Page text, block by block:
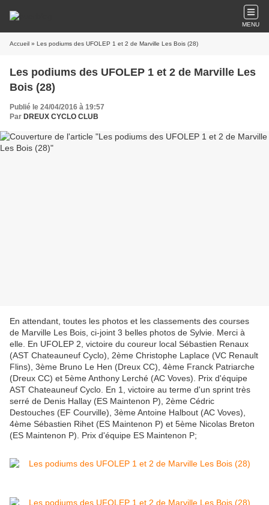
MENU
Accueil » Les podiums des UFOLEP 1 et 2 de Marville Les Bois (28)
Les podiums des UFOLEP 1 et 2 de Marville Les
Bois (28)
Publié le 24/04/2016 à 19:57
Par DREUX CYCLO CLUB
En attendant, toutes les photos et les classements des courses
de Marville Les Bois, ci-joint 3 belles photos de Sylvie. Merci à
elle. En UFOLEP 2, victoire du coureur local Sébastien Renaux
(AST Chateauneuf Cyclo), 2ème Christophe Laplace (VC Renault
Flins), 3ème Bruno Le Hen (Dreux CC), 4ème Franck Patriarche
(Dreux CC) et 5ème Anthony Lerché (AC Voves). Prix d'équipe
AST Chateauneuf Cyclo. En 1, victoire au terme d'un sprint très
serré de Denis Hallay (ES Maintenon P), 2ème Cédric
Destouches (EF Courville), 3ème Antoine Halbout (AC Voves),
4ème Sébastien Rihet (ES Maintenon P) et 5ème Nicolas Breton
(ES Maintenon P). Prix d'équipe ES Maintenon P;